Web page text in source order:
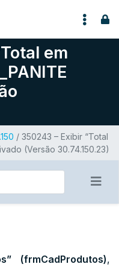
em
/ 350243 – Exibir “Total
(Versão 30.74.150.23)
(frmCadProdutos),